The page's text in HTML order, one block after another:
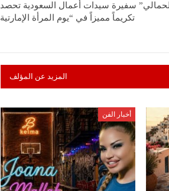
سفيرة سيدات أعمال السعودية تحصد
تكريماً مميزاً في “يوم المرأة الإمارتية
المزيد عن المؤلف
أخبار الفن